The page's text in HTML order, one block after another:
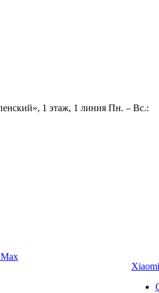
1 этаж, 1 линия Пн. – Вс.:
Xiaomi